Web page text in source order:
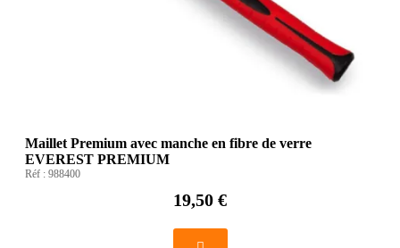
Maillet Premium avec manche en fibre de verre
EVEREST PREMIUM
Réf : 988400
19,50 €